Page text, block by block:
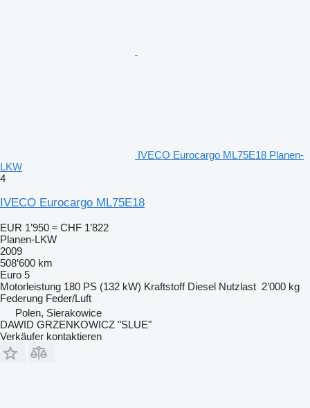
IVECO Eurocargo ML75E18 Planen-
LKW
4
IVECO Eurocargo ML75E18
EUR 1’950 ≈ CHF 1’822
Planen-LKW
2009
508’600 km
Euro 5
Motorleistung 180 PS (132 kW) Kraftstoff Diesel Nutzlast 2’000 kg
Federung Feder/Luft
Polen, Sierakowice
DAWID GRZENKOWICZ "SLUE"
Verkäufer kontaktieren